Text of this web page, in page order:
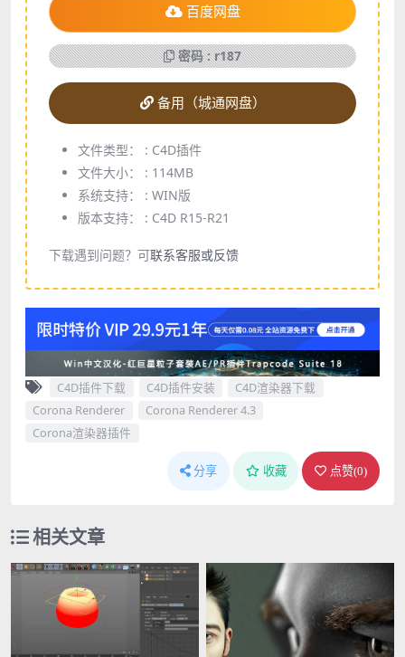
百度网盘
密码 : r187
备用（城通网盘）
文件类型： : C4D插件
文件大小： : 114MB
系统支持： : WIN版
版本支持： : C4D R15-R21
下载遇到问题？可联系客服或反馈
C4D插件下载 C4D插件安装
C4D渲染器下载
Corona Renderer
Corona Renderer 4.3
Corona渲染器插件
分享 收藏 点赞(0)
相关文章